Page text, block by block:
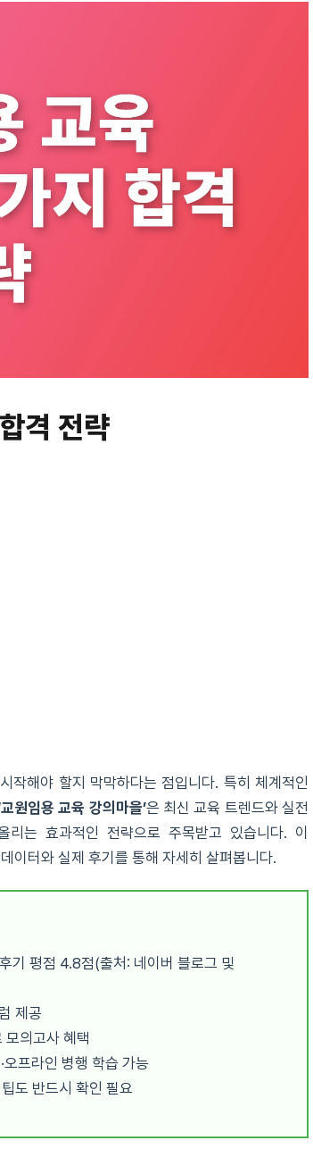
격 전략
작해야 할지 막막하다는 점입니다. 특히 체계적인
교원임용 교육 강의마을’은 최신 교육 트렌드와 실전
는 효과적인 전략으로 주목받고 있습니다. 이
이터와 실제 후기를 통해 자세히 살펴봅니다.
기 평점 4.8점(출처: 네이버 블로그 및
제공
의고사 혜택
프라인 병행 학습 가능
도 반드시 확인 필요